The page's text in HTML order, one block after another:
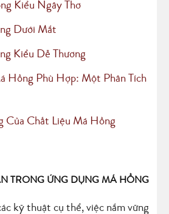
Kiểu Ngây Thơ
Dưới Mắt
Kiểu Dễ Thương
Hồng Phù Hợp: Một Phân Tích
Của Chất Liệu Má Hồng
TRONG ỨNG DỤNG MÁ HỒNG
kỹ thuật cụ thể, việc nắm vững